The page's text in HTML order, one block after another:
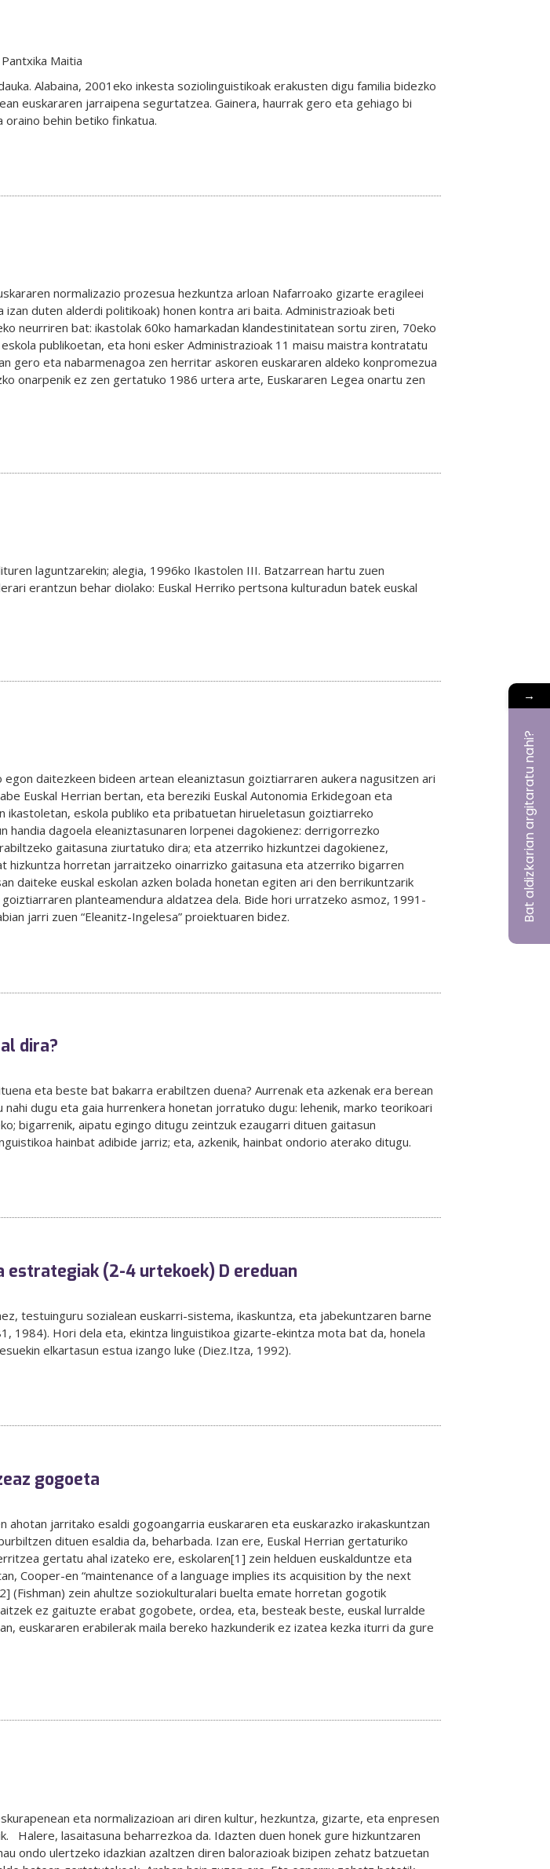
Pantxika Maitia
Alabaina, 2001eko inkesta soziolinguistikoak erakusten digu familia bidezko
euskararen jarraipena segurtatzea. Gainera, haurrak gero eta gehiago bi
behin betiko finkatua.
normalizazio prozesua hezkuntza arloan Nafarroako gizarte eragileei
duten alderdi politikoak) honen kontra ari baita. Administrazioak beti
neurriren bat: ikastolak 60ko hamarkadan klandestinitatean sortu ziren, 70eko
publikoetan, eta honi esker Administrazioak 11 maisu maistra kontratatu
gero eta nabarmenagoa zen herritar askoren euskararen aldeko konpromezua
onarpenik ez zen gertatuko 1986 urtera arte, Euskararen Legea onartu zen
laguntzarekin; alegia, 1996ko Ikastolen III. Batzarrean hartu zuen
erantzun behar diolako: Euskal Herriko pertsona kulturadun batek euskal
daitezkeen bideen artean eleaniztasun goiztiarraren aukera nagusitzen ari
Euskal Herrian bertan, eta bereziki Euskal Autonomia Erkidegoan eta
eskola publiko eta pribatuetan hirueletasun goiztiarreko
handia dagoela eleaniztasunaren lorpenei dagokienez: derrigorrezko
gaitasuna ziurtatuko dira; eta atzerriko hizkuntzei dagokienez,
horretan jarraitzeko oinarrizko gaitasuna eta atzerriko bigarren
daiteke euskal eskolan azken bolada honetan egiten ari den berrikuntzarik
planteamendura aldatzea dela. Bide hori urratzeko asmoz, 1991-
jarri zuen “Eleanitz-Ingelesa” proiektuaren bidez.
dira?
eta beste bat bakarra erabiltzen duena? Aurrenak eta azkenak era berean
dugu eta gaia hurrenkera honetan jorratuko dugu: lehenik, marko teorikoari
bigarrenik, aipatu egingo ditugu zeintzuk ezaugarri dituen gaitasun
hainbat adibide jarriz; eta, azkenik, hainbat ondorio aterako ditugu.
(2-4 urtekoek) D ereduan
testuinguru sozialean euskarri-sistema, ikaskuntza, eta jabekuntzaren barne
Hori dela eta, ekintza linguistikoa gizarte-ekintza mota bat da, honela
elkartasun estua izango luke (Diez.Itza, 1992).
gogoeta
jarritako esaldi gogoangarria euskararen eta euskarazko irakaskuntzan
dituen esaldia da, beharbada. Izan ere, Euskal Herrian gertaturiko
gertatu ahal izateko ere, eskolaren[1] zein helduen euskalduntze eta
Cooper-en “maintenance of a language implies its acquisition by the next
(Fishman) zein ahultze soziokulturalari buelta emate horretan gogotik
ez gaituzte erabat gogobete, ordea, eta, besteak beste, euskal lurralde
euskararen erabilerak maila bereko hazkunderik ez izatea kezka iturri da gure
eta normalizazioan ari diren kultur, hezkuntza, gizarte, eta enpresen
Halere, lasaitasuna beharrezkoa da. Idazten duen honek gure hizkuntzaren
ondo ulertzeko idazkian azaltzen diren balorazioak bizipen zehatz batzuetan
→
Bat aldizkarian argitaratu nahi?